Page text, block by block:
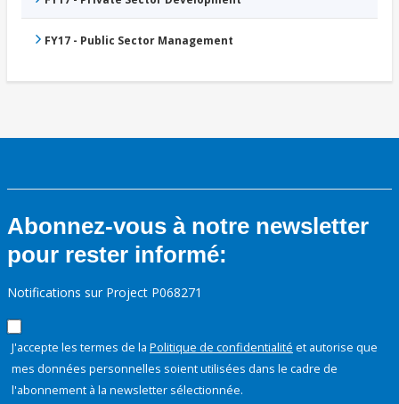
FY17 - Public Sector Management
Abonnez-vous à notre newsletter
pour rester informé:
Notifications sur Project P068271
J'accepte les termes de la Politique de confidentialité et autorise que
mes données personnelles soient utilisées dans le cadre de
l'abonnement à la newsletter sélectionnée.